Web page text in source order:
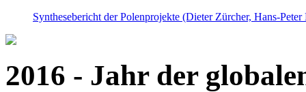
Synthesebericht der Polenprojekte (Dieter Zürcher, Hans-
2016 - Jahr der